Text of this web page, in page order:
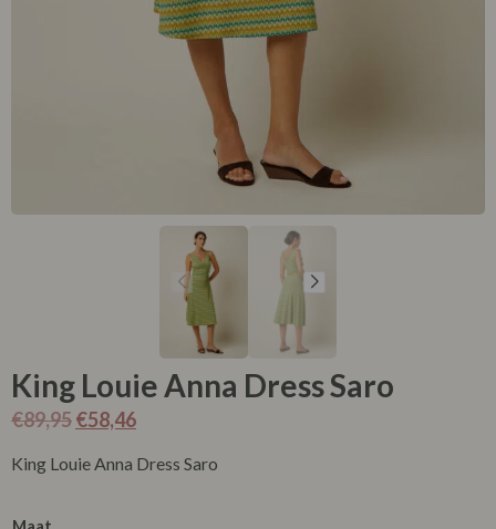
King Louie Anna Dress Saro
€89,95€58,46
King Louie Anna Dress Saro